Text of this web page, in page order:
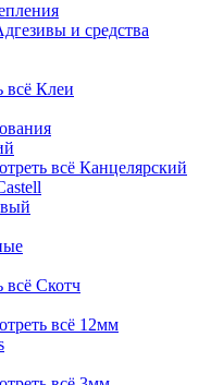
и средства
всё Клеи
всё Канцелярский
всё Скотч
всё 12мм